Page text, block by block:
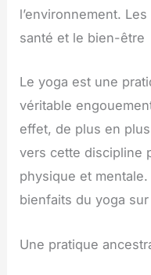
l’environnement.
santé et le bien-être
Le yoga est une
véritable
effet, de plus en
vers cette discipline
physique et
bienfaits du yoga
Une pratique